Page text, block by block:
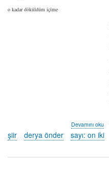
o kadar döküldüm içime
[isimsiz]
derya
hakkında
Devamını oku
şiir derya önder sayı: on iki